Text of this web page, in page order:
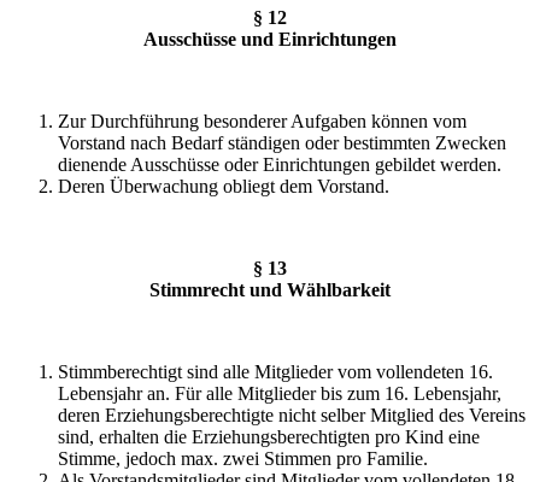
§ 12
Ausschüsse und Einrichtungen
Zur Durchführung besonderer Aufgaben können vom
Vorstand nach Bedarf ständigen oder bestimmten Zwecken
dienende Ausschüsse oder Einrichtungen gebildet werden.
Deren Überwachung obliegt dem Vorstand.
§ 13
Stimmrecht und Wählbarkeit
Stimmberechtigt sind alle Mitglieder vom vollendeten 16.
Lebensjahr an. Für alle Mitglieder bis zum 16. Lebensjahr,
deren Erziehungsberechtigte nicht selber Mitglied des Vereins
sind, erhalten die Erziehungsberechtigten pro Kind eine
Stimme, jedoch max. zwei Stimmen pro Familie.